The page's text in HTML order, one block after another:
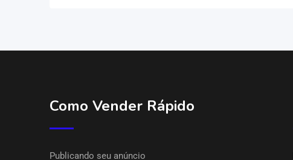
Como Vender Rápido
Publicando seu anúncio